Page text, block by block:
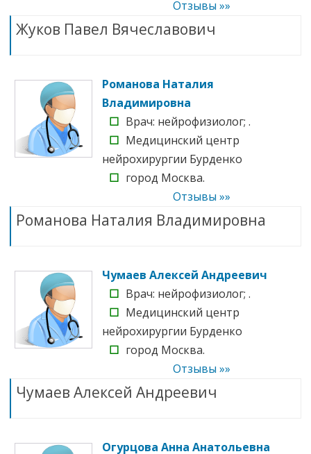
Отзывы »»
Жуков Павел Вячеславович
Романова Наталия
Владимировна
☐ Врач: нейрофизиолог; .
☐ Медицинский центр
нейрохирургии Бурденко
☐ город Москва.
Отзывы »»
Романова Наталия Владимировна
Чумаев Алексей Андреевич
☐ Врач: нейрофизиолог; .
☐ Медицинский центр
нейрохирургии Бурденко
☐ город Москва.
Отзывы »»
Чумаев Алексей Андреевич
Огурцова Анна Анатольевна